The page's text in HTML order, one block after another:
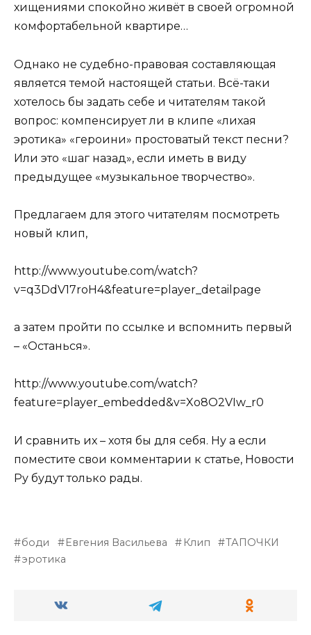
хищениями спокойно живёт в своей огромной
комфортабельной квартире…
Однако не судебно-правовая составляющая
является темой настоящей статьи. Всё-таки
хотелось бы задать себе и читателям такой
вопрос: компенсирует ли в клипе «лихая
эротика» «героини» простоватый текст песни?
Или это «шаг назад», если иметь в виду
предыдущее «музыкальное творчество».
Предлагаем для этого читателям посмотреть
новый клип,
http://www.youtube.com/watch?
v=q3DdV17roH4&feature=player_detailpage
а затем пройти по ссылке и вспомнить первый
– «Останься».
http://www.youtube.com/watch?
feature=player_embedded&v=Xo8O2VIw_r0
И сравнить их – хотя бы для себя. Ну а если
поместите свои комментарии к статье, Новости
Ру будут только рады.
боди Евгения Васильева Клип
ТАПОЧКИ
эротика